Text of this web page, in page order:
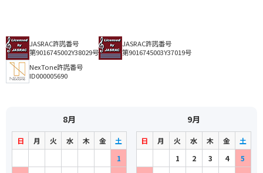
JASRAC許諾番号
第9016745002Y38029号
JASRAC許諾番号
第9016745003Y37019号
NexTone許諾番号
ID000005690
8月
日 月 火 水 木 金
土
1
9月
日 月 火 水 木 金
土
1
2 3 4
5